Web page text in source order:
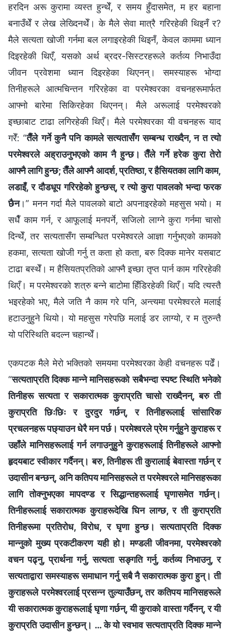
हरदिन अरू कुरामा व्यस्त हुन्थेँ, र समय हुँदासमेत, म हर बहाना
बनाउँथेँ र लेख लेख्‍दिनथेँ। के मैले सेवा मात्रै गरिरहेकी थिइनँ र?
मैले सत्यता खोजी गर्नमा बल लगाइरहेकी थिइनँ, केवल काममा ध्यान
दिइरहेकी थिएँ, यसको अर्थ ब्रदर-सिस्टरहरूले कर्तव्य निभाउँदा
जीवन प्रवेशमा ध्यान दिइरहेका थिएनन्। समस्याहरू भोग्दा
तिनीहरूले आत्मचिन्तन गरिरहेका वा परमेश्‍वरका वचनहरूमार्फत
आफ्‍नो बारेमा सिकिरहेका थिएनन्। मैले अरूलाई परमेश्‍वरको
इच्‍छाबाट टाढा लगिरहेकी थिएँ। मैले परमेश्‍वरका यी वचनहरू याद
गरेँ: “तैँले गर्ने कुनै पनि कामले सत्यतासँग सम्‍बन्ध राख्दैन, न त त्यो
परमेश्‍वरले अह्राउनुभएको काम नै हुन्छ। तैँले गर्ने हरेक कुरा तेरो
आफ्‍नै लागि हुन्छ; तैँले आफ्‍नै आदर्श, प्रतिष्ठा, र हैसियतका लागि काम,
लडाइँ, र दौडधूप गरिरहेको हुन्छस्, र त्यो कुरा पावलको भन्दा फरक
छैन।” मनन गर्दा मैले पावलको बाटो अपनाइरहेको महसुस भयो। म
सधैँ काम गर्न, र आफूलाई मनपर्ने, सजिलो लाग्‍ने कुरा गर्नमा चासो
दिन्थेँ, तर सत्यतासँग सम्‍बन्धित परमेश्‍वरले आज्ञा गर्नुभएको कामको
हकमा, सत्यता खोजी गर्नु त कता हो कता, बरु दिक्‍क मानेर यसबाट
टाढा बस्थेँ। म हैसियतप्रतिको आफ्‍नै इच्‍छा तृप्त पार्न काम गरिरहेकी
थिएँ। म परमेश्‍वरको शत्रु बन्‍ने बाटोमा हिँडिरहेकी थिएँ। यदि त्यस्तै
भइरहेको भए, मैले जति नै काम गरे पनि, अन्त्यमा परमेश्‍वरले मलाई
हटाउनुहुने थियो। यो महसुस गरेपछि मलाई डर लाग्यो, र म तुरुन्तै
यो परिस्थिति बदल्न चहान्थेँ।
एकपटक मैले मेरो भक्तिको समयमा परमेश्‍वरका केही वचनहरू पढेँ।
“सत्यताप्रति दिक्‍क मान्‍ने मानिसहरूको सबैभन्दा स्पष्ट स्थिति भनेको
तिनीहरू सत्यता र सकारात्मक कुराप्रति चासो राख्दैनन्, बरु ती
कुराप्रति छिःछिः र दुरदुर गर्छन्, र तिनीहरूलाई सांसारिक
प्रचलनहरू पछ्याउन धेरै मन पर्छ। परमेश्‍वरले प्रेम गर्नुहुने कुराहरू र
उहाँले मानिसहरूलाई गर्न लगाउनुहुने कुराहरूलाई तिनीहरूले आफ्‍नो
हृदयबाट स्वीकार गर्दैनन्। बरु, तिनीहरू ती कुरालाई बेवास्ता गर्छन् र
उदासीन बन्छन्, अनि कतिपय मानिसहरूले त परमेश्‍वरले मानिसहरूका
लागि तोक्‍नुभएका मापदण्ड र सिद्धान्तहरूलाई घृणासमेत गर्छन्।
तिनीहरूलाई सकारात्मक कुराहरूदेखि घिन लाग्छ, र ती कुराप्रति
तिनीहरूमा प्रतिरोध, विरोध, र घृणा हुन्छ। सत्यताप्रति दिक्‍क
मान्‍नुको मुख्य प्रकटीकरण यही हो। मण्डली जीवनमा, परमेश्‍वरको
वचन पढ्नु, प्रार्थना गर्नु, सत्यता सङ्गति गर्नु, कर्तव्य निभाउनु, र
सत्यताद्वारा समस्याहरू समाधान गर्नु सबै नै सकारात्मक कुरा हुन्। ती
कुराहरूले परमेश्‍वरलाई प्रसन्‍न तुल्याउँछन्, तर कतिपय मानिसहरूले
यी सकारात्मक कुराहरूलाई घृणा गर्छन्, यी कुराको वास्ता गर्दैनन्, र यी
कुराप्रति उदासीन हुन्छन्। … के यो स्वभाव सत्यताप्रति दिक्‍क मान्‍ने